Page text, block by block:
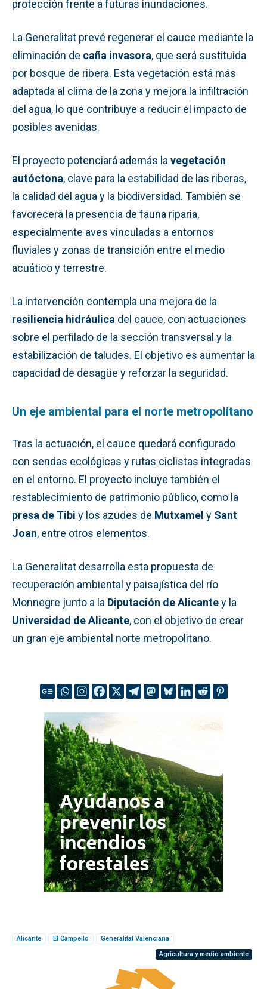
protección frente a futuras inundaciones.
La Generalitat prevé regenerar el cauce mediante la
eliminación de caña invasora, que será sustituida
por bosque de ribera. Esta vegetación está más
adaptada al clima de la zona y mejora la infiltración
del agua, lo que contribuye a reducir el impacto de
posibles avenidas.
El proyecto potenciará además la vegetación
autóctona, clave para la estabilidad de las riberas,
la calidad del agua y la biodiversidad. También se
favorecerá la presencia de fauna riparia,
especialmente aves vinculadas a entornos
fluviales y zonas de transición entre el medio
acuático y terrestre.
La intervención contempla una mejora de la
resiliencia hidráulica del cauce, con actuaciones
sobre el perfilado de la sección transversal y la
estabilización de taludes. El objetivo es aumentar la
capacidad de desagüe y reforzar la seguridad.
Un eje ambiental para el norte metropolitano
Tras la actuación, el cauce quedará configurado
con sendas ecológicas y rutas ciclistas integradas
en el entorno. El proyecto incluye también el
restablecimiento de patrimonio público, como la
presa de Tibi y los azudes de Mutxamel y Sant
Joan, entre otros elementos.
La Generalitat desarrolla esta propuesta de
recuperación ambiental y paisajística del río
Monnegre junto a la Diputación de Alicantey la
Universidad de Alicante, con el objetivo de crear
un gran eje ambiental norte metropolitano.
Alicante El Campello
Generalitat Valenciana
Agricultura y medio ambiente